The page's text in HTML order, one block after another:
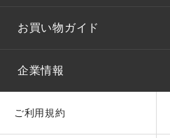
お買い物ガイド
企業情報
ご利用規約